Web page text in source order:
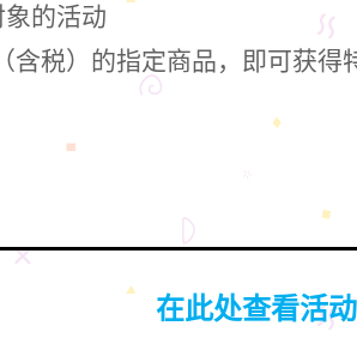
的活动
税）的指定商品，即可获得
在此处查看活